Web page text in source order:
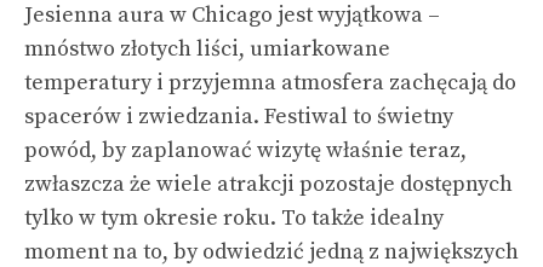
Jesienna aura w Chicago jest wyjątkowa –
mnóstwo złotych liści, umiarkowane
temperatury i przyjemna atmosfera zachęcają do
spacerów i zwiedzania. Festiwal to świetny
powód, by zaplanować wizytę właśnie teraz,
zwłaszcza że wiele atrakcji pozostaje dostępnych
tylko w tym okresie roku. To także idealny
moment na to, by odwiedzić jedną z największych